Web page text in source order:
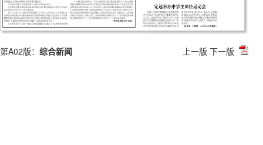
第A02版： 综合新闻 上一版 下一版